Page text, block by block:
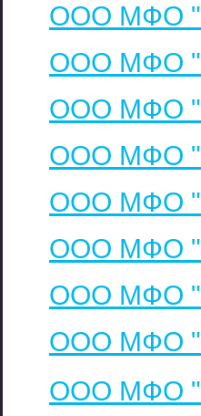
ООО МФО
ООО МФО
ООО МФО
ООО МФО
ООО МФО
ООО МФО
ООО МФО
ООО МФО
ООО МФО